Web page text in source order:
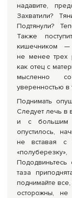
надавите,
Захватили?
Подтянули?
Также
кишечником —
не менее трех
как отец с
мысленно
уверенностью в
Поднимать
Следует лечь в
и с большим
опустилось,
не вставая с
таза
поднимайте все,
осторожны, не